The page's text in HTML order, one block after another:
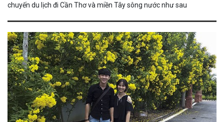
chuyến du lịch đi Cần Thơ và miền Tây sông nước như sau